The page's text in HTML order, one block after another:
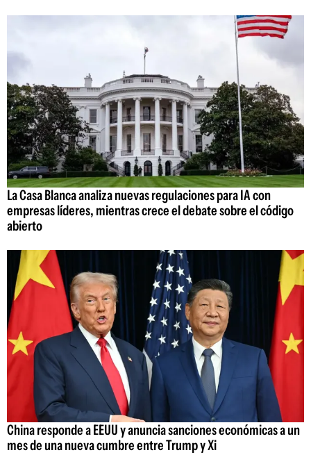
La Casa Blanca analiza nuevas regulaciones para IA con
empresas líderes, mientras crece el debate sobre el código
abierto
China responde a EEUU y anuncia sanciones económicas a un
mes de una nueva cumbre entre Trump y Xi